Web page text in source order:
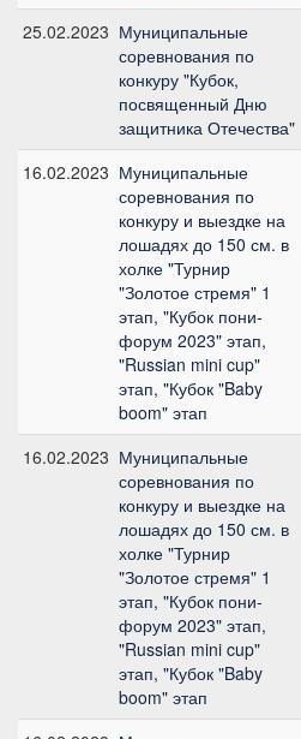
25.02.2023 Муниципальные
соревнования по
конкуру "Кубок,
посвященный Дню
защитника Отечества"
16.02.2023 Муниципальные
соревнования по
конкуру и выездке на
лошадях до 150 см. в
холке "Турнир
"Золотое стремя" 1
этап, "Кубок пони-
форум 2023" этап,
"Russian mini cup"
этап, "Кубок "Baby
boom" этап
16.02.2023 Муниципальные
соревнования по
конкуру и выездке на
лошадях до 150 см. в
холке "Турнир
"Золотое стремя" 1
этап, "Кубок пони-
форум 2023" этап,
"Russian mini cup"
этап, "Кубок "Baby
boom" этап